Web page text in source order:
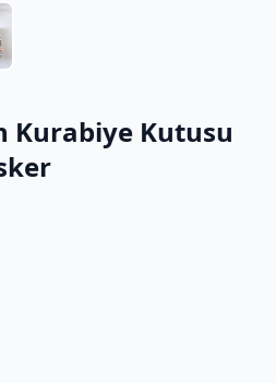
Kurabiye Kutusu